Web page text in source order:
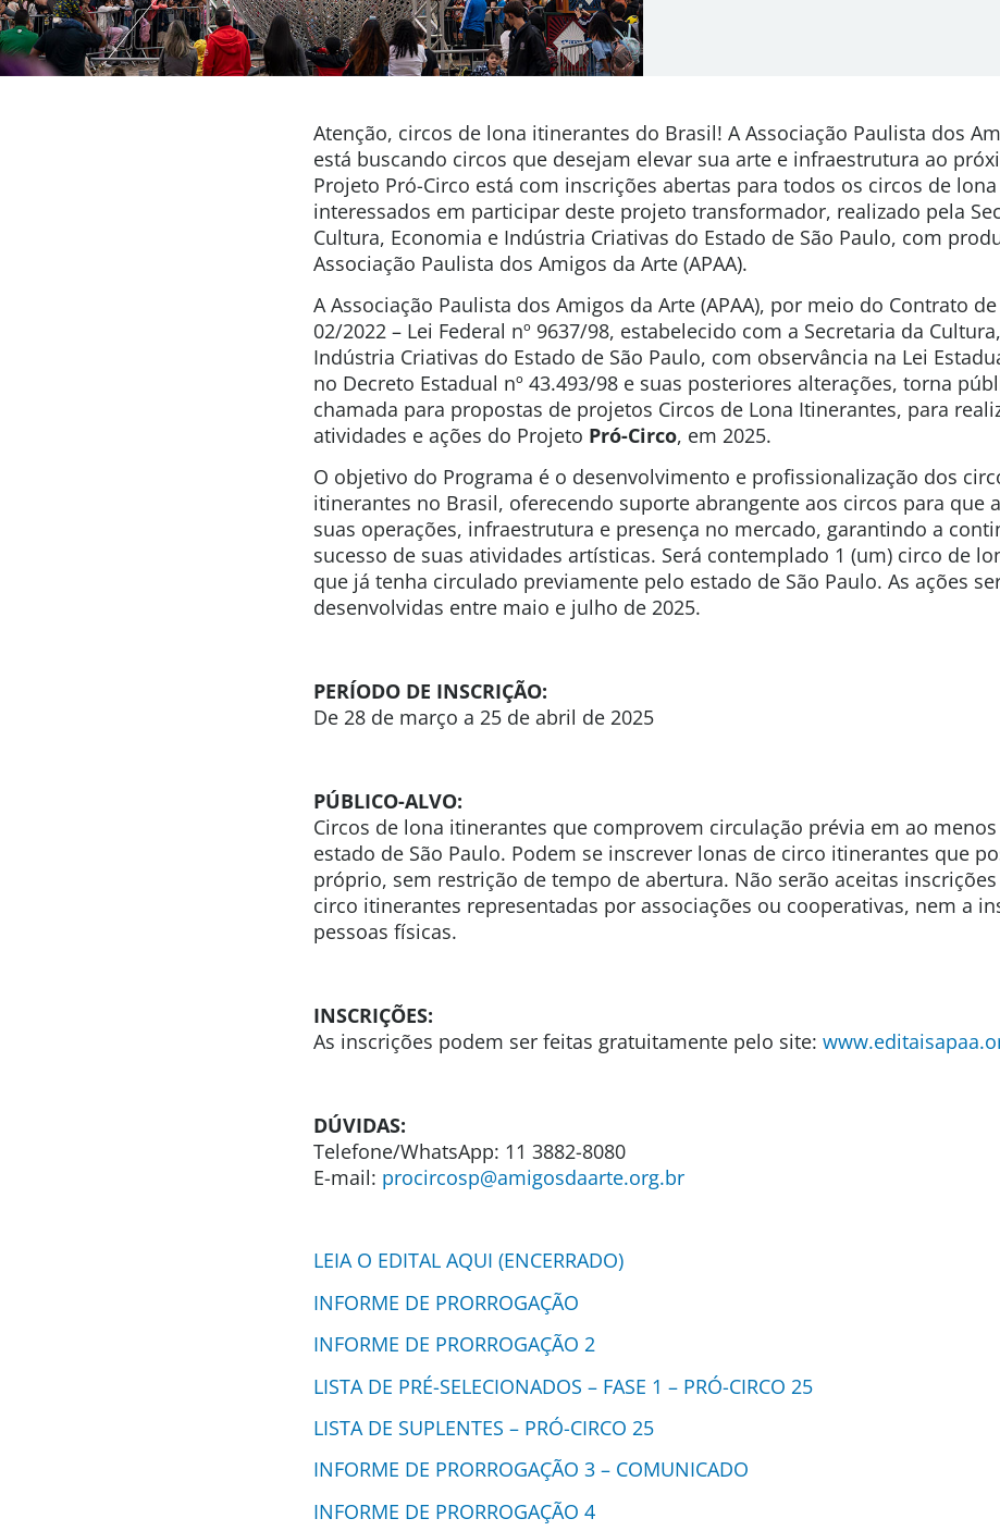
Atenção, circos de lona itinerantes do Brasil! A Associação Paulista dos
está buscando circos que desejam elevar sua arte e infraestrutura ao
Projeto Pró-Circo está com inscrições abertas para todos os circos de
interessados em participar deste projeto transformador, realizado pela
Cultura, Economia e Indústria Criativas do Estado de São Paulo, com
Associação Paulista dos Amigos da Arte (APAA).
A Associação Paulista dos Amigos da Arte (APAA), por meio do Contrato de
02/2022 – Lei Federal nº 9637/98, estabelecido com a Secretaria da
Indústria Criativas do Estado de São Paulo, com observância na Lei
no Decreto Estadual nº 43.493/98 e suas posteriores alterações, torna
chamada para propostas de projetos Circos de Lona Itinerantes, para
atividades e ações do Projeto Pró-Circo, em 2025.
O objetivo do Programa é o desenvolvimento e profissionalização dos
itinerantes no Brasil, oferecendo suporte abrangente aos circos para que
suas operações, infraestrutura e presença no mercado, garantindo a
sucesso de suas atividades artísticas. Será contemplado 1 (um) circo de
que já tenha circulado previamente pelo estado de São Paulo. As ações
desenvolvidas entre maio e julho de 2025.
PERÍODO DE INSCRIÇÃO:
De 28 de março a 25 de abril de 2025
PÚBLICO-ALVO:
Circos de lona itinerantes que comprovem circulação prévia em ao
estado de São Paulo. Podem se inscrever lonas de circo itinerantes que
próprio, sem restrição de tempo de abertura. Não serão aceitas
circo itinerantes representadas por associações ou cooperativas, nem a
pessoas físicas.
INSCRIÇÕES:
As inscrições podem ser feitas gratuitamente pelo site:
DÚVIDAS:
Telefone/WhatsApp: 11 3882-8080
E-mail: procircosp@amigosdaarte.org.br
LEIA O EDITAL AQUI (ENCERRADO)
INFORME DE PRORROGAÇÃO
INFORME DE PRORROGAÇÃO 2
LISTA DE PRÉ-SELECIONADOS – FASE 1 – PRÓ-CIRCO 25
LISTA DE SUPLENTES – PRÓ-CIRCO 25
INFORME DE PRORROGAÇÃO 3 – COMUNICADO
INFORME DE PRORROGAÇÃO 4